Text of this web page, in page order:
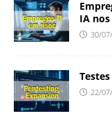
IA
30/
22/